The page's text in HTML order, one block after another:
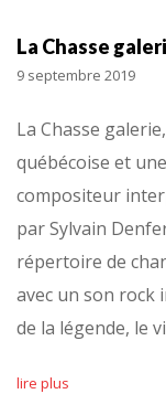
La Chasse
9 septembre 2019
La Chasse
québécoise et
compositeur
par Sylvain
répertoire de
avec un son rock
de la légende, le
lire plus